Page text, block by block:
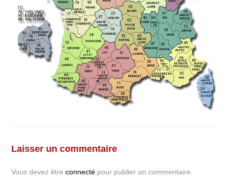
Laisser un commentaire
Vous devez êtreconnecté pour publier un commentaire.
N’hésitez pas à nous contacter ! nous vous proposerons
projet.